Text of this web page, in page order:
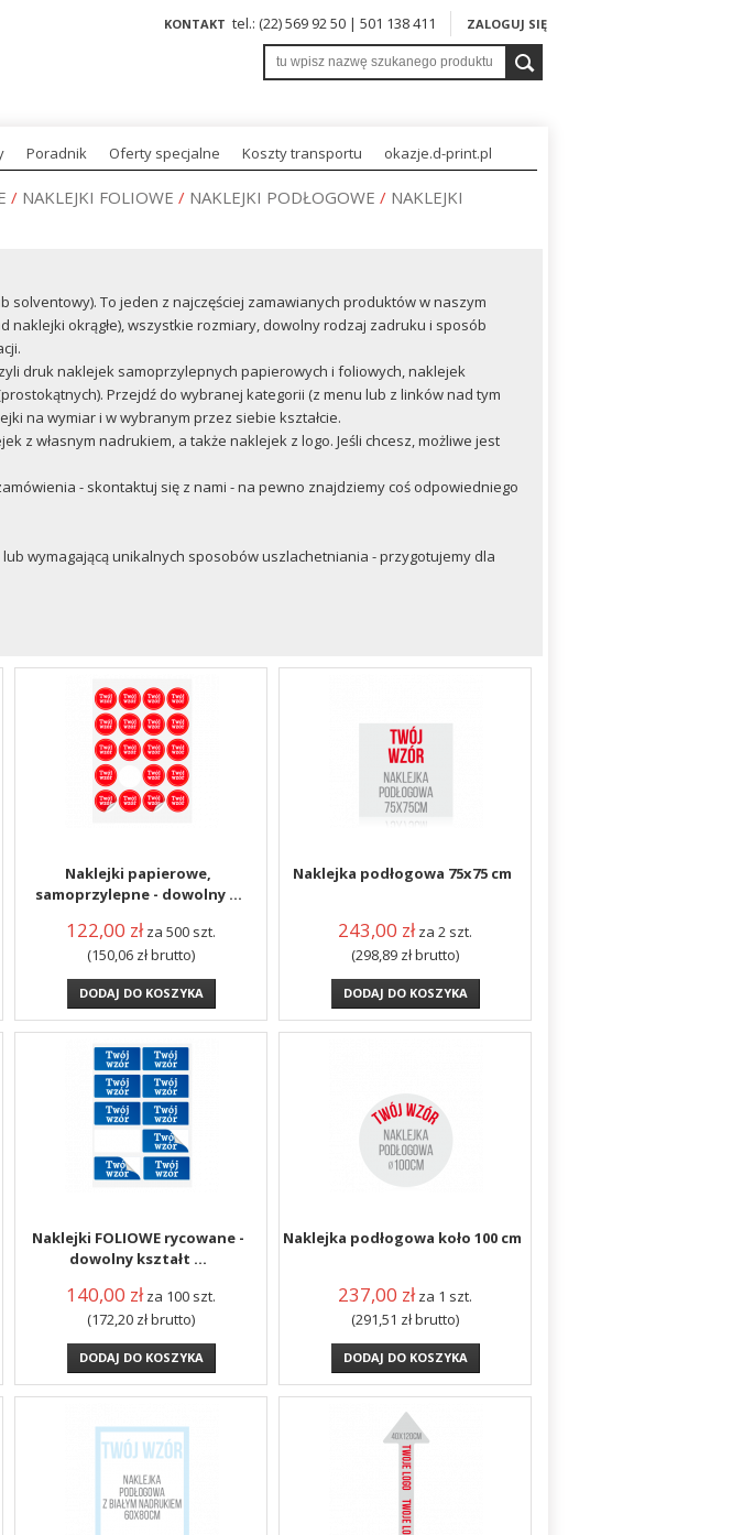
KONTAKT tel.: (22) 569 92 50 | 501 138 411 ZALOGUJ SIĘ
Poradnik Oferty specjalne Koszty transportu okazje.d-print.pl
/ NAKLEJKI FOLIOWE / NAKLEJKI PODŁOGOWE / NAKLEJKI
To jeden z najczęściej zamawianych produktów w naszym
naklejki okrągłe), wszystkie rozmiary, dowolny rodzaj zadruku i sposób
druk naklejek samoprzylepnych papierowych i foliowych, naklejek
Przejdź do wybranej kategorii (z menu lub z linków nad tym
na wymiar i w wybranym przez siebie kształcie.
z własnym nadrukiem, a także naklejek z logo. Jeśli chcesz, możliwe jest
- skontaktuj się z nami - na pewno znajdziemy coś odpowiedniego
lub wymagającą unikalnych sposobów uszlachetniania - przygotujemy dla
Naklejki papierowe,
samoprzylepne - dowolny ...
122,00 złza 500 szt.
(150,06 złbrutto)
DODAJ DO KOSZYKA
Naklejka podłogowa 75x75 cm
243,00 złza 2 szt.
(298,89 złbrutto)
DODAJ DO KOSZYKA
Naklejki FOLIOWE rycowane -
dowolny kształt ...
140,00 złza 100 szt.
(172,20 złbrutto)
DODAJ DO KOSZYKA
Naklejka podłogowa koło 100 cm
237,00 złza 1 szt.
(291,51 złbrutto)
DODAJ DO KOSZYKA